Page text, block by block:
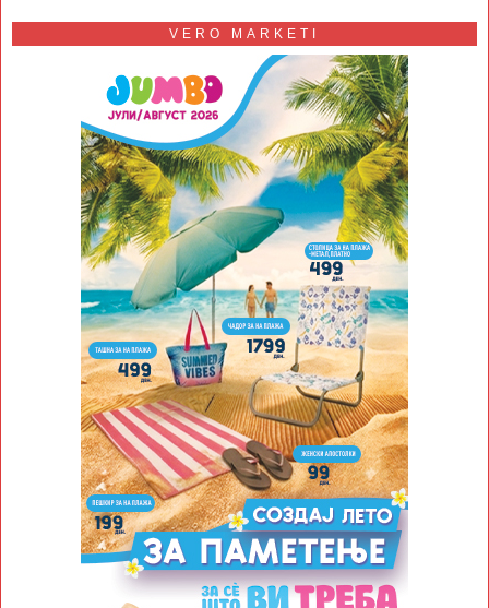
VERO MARKETI